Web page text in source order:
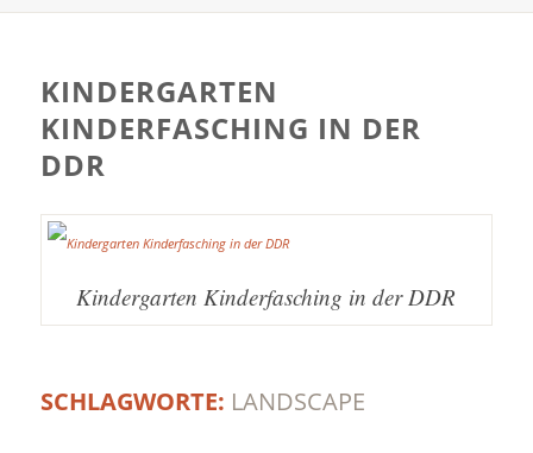
KINDERGARTEN
KINDERFASCHING IN DER
DDR
Kindergarten Kinderfasching in der DDR
SCHLAGWORTE: LANDSCAPE